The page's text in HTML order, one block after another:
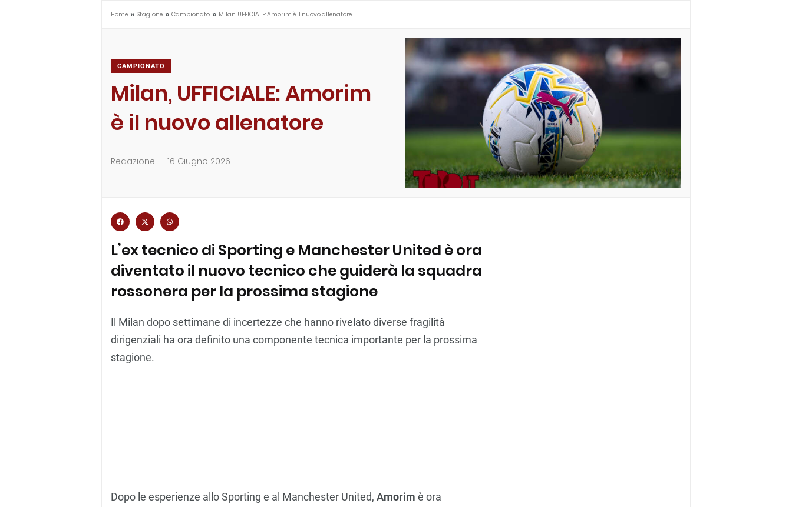
Home » Stagione » Campionato » Milan, UFFICIALE: Amorim è il nuovo allenatore
CAMPIONATO
Milan, UFFICIALE: Amorim
è il nuovo allenatore
Redazione - 16 Giugno 2026
L’ex tecnico di Sporting e Manchester United è ora
diventato il nuovo tecnico che guiderà la squadra
rossonera per la prossima stagione
Il Milan dopo settimane di incertezze che hanno rivelato diverse fragilità
dirigenziali ha ora definito una componente tecnica importante per la prossima
stagione.
Dopo le esperienze allo Sporting e al Manchester United, Amorim è ora